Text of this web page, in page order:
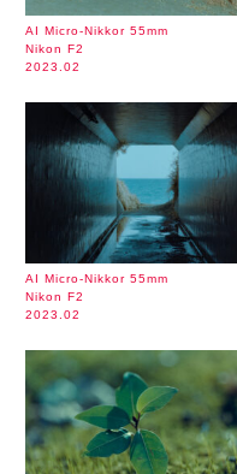
AI Micro-Nikkor 55mm
Nikon F2
2023.02
AI Micro-Nikkor 55mm
Nikon F2
2023.02